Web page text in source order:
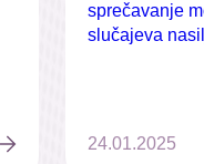
sprečavanje
slučajeva
24.01.2025